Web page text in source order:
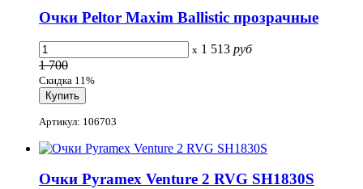
Очки Peltor Maxim Ballistic прозрачные
x 1 513 руб
1 700
Скидка 11%
Артикул: 106703
Очки Pyramex Venture 2 RVG SH1830S